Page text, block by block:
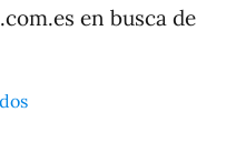
en busca de